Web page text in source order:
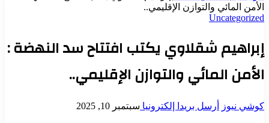
الأمن المائي والتوازن الإقليمي..
Uncategorized
إبراهيم شقلاوي يكتب افتتاح سد النهضة :
الأمن المائي والتوازن الإقليمي..
كوشي نيوز أرسل بريدا إلكترونيا سبتمبر 10, 2025